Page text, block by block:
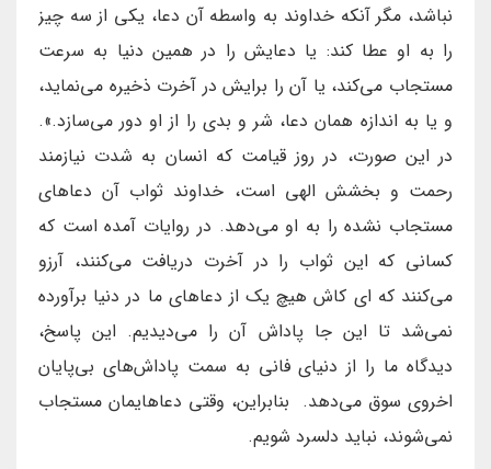
نباشد، مگر آنکه خداوند به واسطه آن دعا، یکی از سه چیز
را به او عطا کند: یا دعایش را در همین دنیا به سرعت
مستجاب می‌کند، یا آن را برایش در آخرت ذخیره می‌نماید،
و یا به اندازه همان دعا، شر و بدی را از او دور می‌سازد.».
در این صورت، در روز قیامت که انسان به شدت نیازمند
رحمت و بخشش الهی است، خداوند ثواب آن دعاهای
مستجاب نشده را به او می‌دهد. در روایات آمده است که
کسانی که این ثواب را در آخرت دریافت می‌کنند، آرزو
می‌کنند که ای کاش هیچ یک از دعاهای ما در دنیا برآورده
نمی‌شد تا این جا پاداش آن را می‌دیدیم. این پاسخ،
دیدگاه ما را از دنیای فانی به سمت پاداش‌های بی‌پایان
اخروی سوق می‌دهد. بنابراین، وقتی دعاهایمان مستجاب
نمی‌شوند، نباید دلسرد شویم.